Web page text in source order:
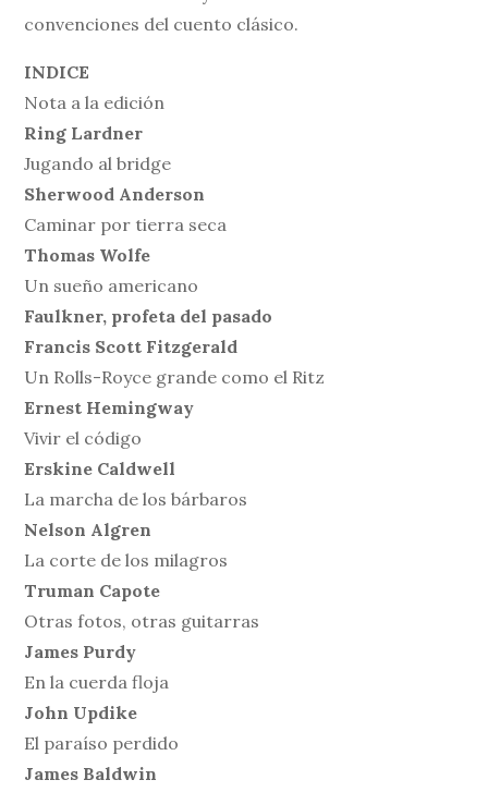
convenciones del cuento clásico.
INDICE
Nota a la edición
Ring Lardner
Jugando al bridge
Sherwood Anderson
Caminar por tierra seca
Thomas Wolfe
Un sueño americano
Faulkner, profeta del pasado
Francis Scott Fitzgerald
Un Rolls-Royce grande como el Ritz
Ernest Hemingway
Vivir el código
Erskine Caldwell
La marcha de los bárbaros
Nelson Algren
La corte de los milagros
Truman Capote
Otras fotos, otras guitarras
James Purdy
En la cuerda floja
John Updike
El paraíso perdido
James Baldwin